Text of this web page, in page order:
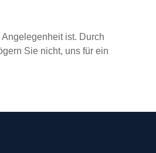
ist. Durch
Sie nicht, uns für ein